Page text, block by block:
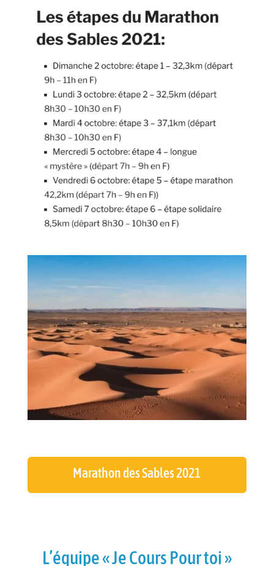
Marathon des Sables 2021
L’équipe « Je Cours Pour toi »